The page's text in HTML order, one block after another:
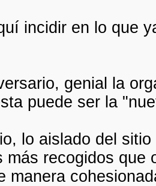
incidir en lo que
genial la
puede ser la
lo aislado del
más recogidos
manera